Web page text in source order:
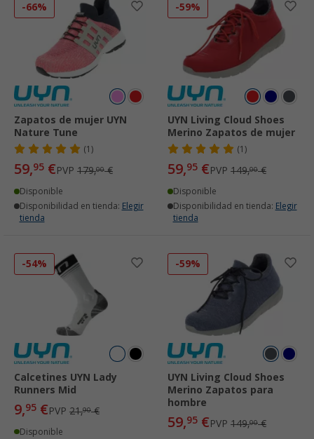
-66%
Zapatos de mujer UYN
Nature Tune
(1)
59,95 €PVP 179,00€
Disponible
Disponibilidad en tienda: Elegir
tienda
-59%
UYN Living Cloud Shoes
Merino Zapatos de mujer
(1)
59,95 €PVP 149,00€
Disponible
Disponibilidad en tienda: Elegir
tienda
-54%
Calcetines UYN Lady
Runners Mid
9,95 €PVP 21,90€
Disponible
-59%
UYN Living Cloud Shoes
Merino Zapatos para
hombre
59,95 €PVP 149,00€